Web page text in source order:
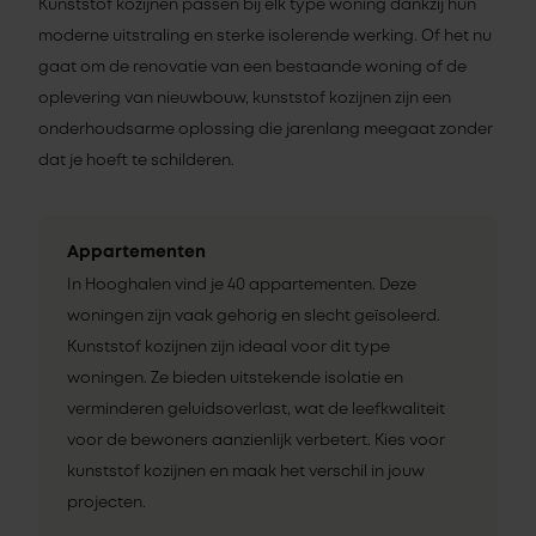
Kunststof kozijnen passen bij elk type woning dankzij hun
moderne uitstraling en sterke isolerende werking. Of het nu
gaat om de renovatie van een bestaande woning of de
oplevering van nieuwbouw, kunststof kozijnen zijn een
onderhoudsarme oplossing die jarenlang meegaat zonder
dat je hoeft te schilderen.
Appartementen
In Hooghalen vind je 40 appartementen. Deze
woningen zijn vaak gehorig en slecht geïsoleerd.
Kunststof kozijnen zijn ideaal voor dit type
woningen. Ze bieden uitstekende isolatie en
verminderen geluidsoverlast, wat de leefkwaliteit
voor de bewoners aanzienlijk verbetert. Kies voor
kunststof kozijnen en maak het verschil in jouw
projecten.